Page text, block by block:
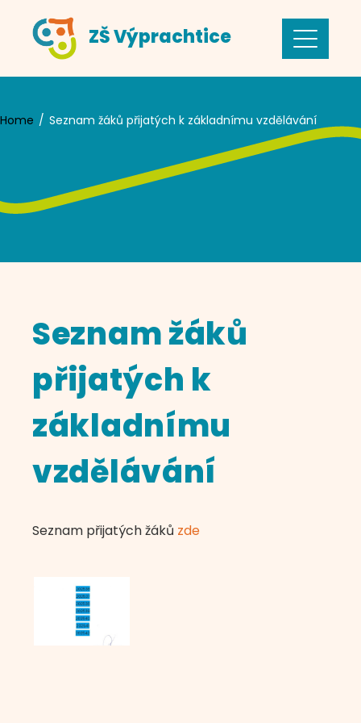
content
ZŠ Výprachtice
Home Seznam žáků přijatých k základnímu vzdělávání
Seznam žáků
přijatých k
základnímu
vzdělávání
Seznam přijatých žáků zde